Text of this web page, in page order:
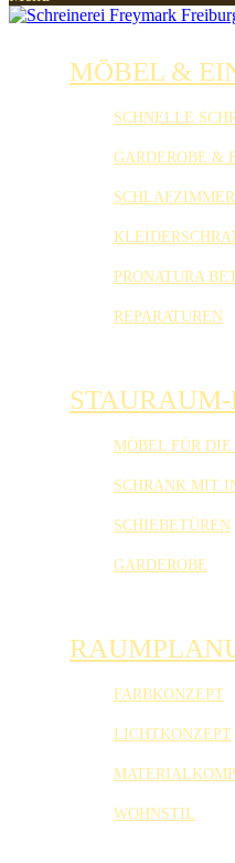
MÖBEL &
SCHNELLE
GARDEROBE &
SCHLAFZIMMER
PRONATURA
REPARATUREN
MÖBEL FÜR
SCHRANK MIT
SCHIEBETÜREN
GARDEROBE
FARBKONZEPT
LICHTKONZEPT
WOHNSTIL